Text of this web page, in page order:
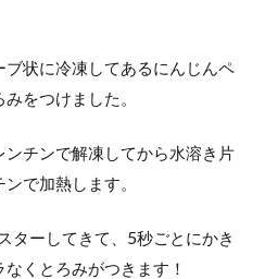
ブ状に冷凍してあるにんじんペ
をつけました。
ンチンで解凍してから水溶き片
で加熱します。
ターしてきて、5秒ごとにかき
くとろみがつきます！